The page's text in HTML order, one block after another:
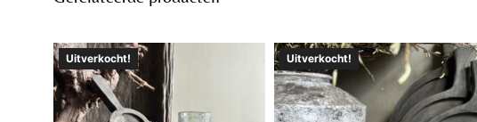
Uitverkocht! Uitverkocht!